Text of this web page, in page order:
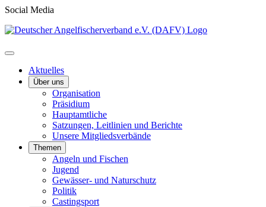
Social Media
Aktuelles
Über uns
Organisation
Präsidium
Hauptamtliche
Satzungen, Leitlinien und Berichte
Unsere Mitgliedsverbände
Themen
Angeln und Fischen
Jugend
Gewässer- und Naturschutz
Politik
Castingsport